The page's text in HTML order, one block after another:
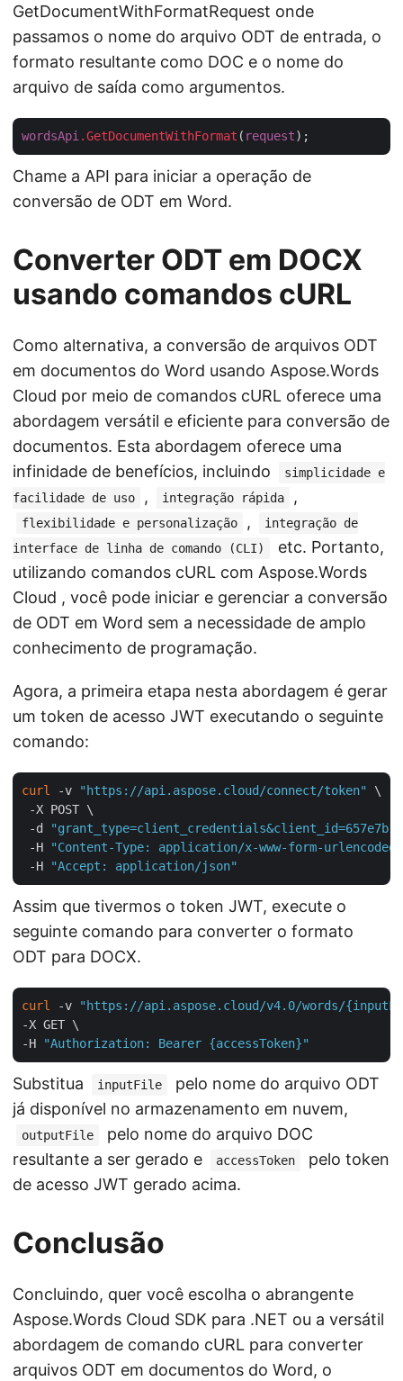
GetDocumentWithFormatRequest onde
passamos o nome do arquivo ODT de entrada, o
formato resultante como DOC e o nome do
arquivo de saída como argumentos.
wordsApi .GetDocumentWithFormat ( request
Chame a API para iniciar a operação de
conversão de ODT em Word.
Converter ODT em DOCX
usando comandos cURL
Como alternativa, a conversão de arquivos ODT
em documentos do Word usando Aspose.Words
Cloud por meio de comandos cURL oferece uma
abordagem versátil e eficiente para conversão de
documentos. Esta abordagem oferece uma
infinidade de benefícios, incluindo
simplicidade e
facilidade de uso
, integração rápida ,
flexibilidade e personalização ,
integração de
interface de linha de comando (CLI)
etc. Portanto,
utilizando comandos cURL com Aspose.Words
Cloud , você pode iniciar e gerenciar a conversão
de ODT em Word sem a necessidade de amplo
conhecimento de programação.
Agora, a primeira etapa nesta abordagem é gerar
um token de acesso JWT executando o seguinte
comando:
curl -v "https://api.aspose.cloud/connect/token"
\
-X POST \
-d
"grant_type=client_credentials&client_id=657e7b18-
-H
"Content-Type: application/x-www-form-urlencoded"
-H
"Accept: application/json"
Assim que tivermos o token JWT, execute o
seguinte comando para converter o formato
ODT para DOCX.
curl -v
"https://api.aspose.cloud/v4.0/words/
-X GET \
-H
"Authorization: Bearer {accessToken}"
Substitua inputFile
pelo nome do arquivo ODT
já disponível no armazenamento em nuvem,
outputFile
pelo nome do arquivo DOC
resultante a ser gerado e
accessToken
pelo token
de acesso JWT gerado acima.
Conclusão
Concluindo, quer você escolha o abrangente
Aspose.Words Cloud SDK para .NET ou a versátil
abordagem de comando cURL para converter
arquivos ODT em documentos do Word, o